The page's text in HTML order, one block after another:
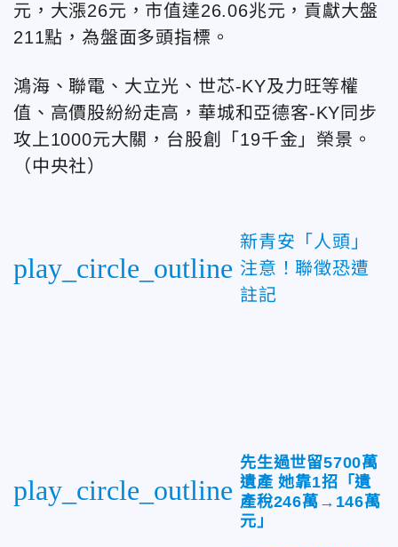
元，大漲26元，市值達26.06兆元，貢獻大盤
211點，為盤面多頭指標。
鴻海、聯電、大立光、世芯-KY及力旺等權
值、高價股紛紛走高，華城和亞德客-KY同步
攻上1000元大關，台股創「19千金」榮景。
（中央社）
play_circle_outline
新青安「人頭」
注意！聯徵恐遭
註記
play_circle_outline
先生過世留5700萬
遺產 她靠1招「遺
產稅246萬→146萬
元」